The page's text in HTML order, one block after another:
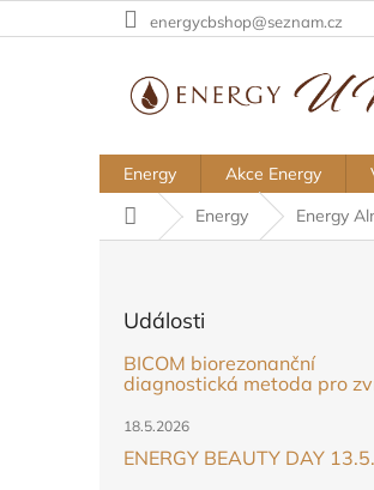
na
energycbshop@seznam.cz
Energy Akce Energy
Domů
Energy Energy
Události
BICOM biorezonanční
diagnostická metoda pro
18.5.2026
ENERGY BEAUTY DAY